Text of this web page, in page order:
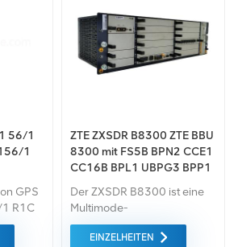
90 V
im bereitgestellt
bestmöglicher Preis.
56/1
1
GPS
R1C
Von
ZTE ZXSDR B8300 ZTE BBU
8300 mit FS5B BPN2 CCE1
CC16B BPL1 UBPG3 BPP1
BPN2 BPN0 UBPM UBPG
FS0 CHD1 CHV CHV2
Der ZXSDR B8300 ist eine
Multimode-
Basisbandeinheit (BBU) mit
hoher Kapazität, die auf
EINZELHEITEN